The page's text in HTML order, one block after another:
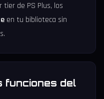
de PS Plus, los
en tu biblioteca sin
funciones del